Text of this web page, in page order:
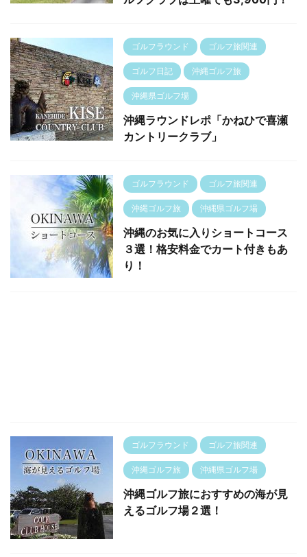
ゴルフラウンド ゴルフ旅関連
ゴルフ日記 沖縄ゴルフ旅
沖縄県ゴルフ場
沖縄ラウンドレポ「かねひで喜瀬
カントリークラブ」
ゴルフラウンド ゴルフ旅関連
沖縄ゴルフ旅 沖縄県ゴルフ場
沖縄のお気に入りショートコース
３選！格安料金でカート付きもあ
り！
ゴルフラウンド ゴルフ旅関連
沖縄ゴルフ旅 沖縄県ゴルフ場
沖縄ゴルフ旅におすすめの海が見
えるゴルフ場２選！